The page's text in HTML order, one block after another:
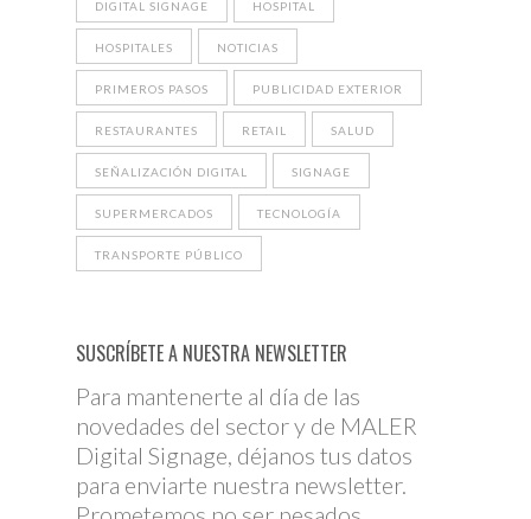
DIGITAL SIGNAGE HOSPITAL
HOSPITALES NOTICIAS
PRIMEROS PASOS PUBLICIDAD EXTERIOR
RESTAURANTES RETAIL SALUD
SEÑALIZACIÓN DIGITAL SIGNAGE
SUPERMERCADOS TECNOLOGÍA
TRANSPORTE PÚBLICO
SUSCRÍBETE A NUESTRA NEWSLETTER
Para mantenerte al día de las
novedades del sector y de MALER
Digital Signage, déjanos tus datos
para enviarte nuestra newsletter.